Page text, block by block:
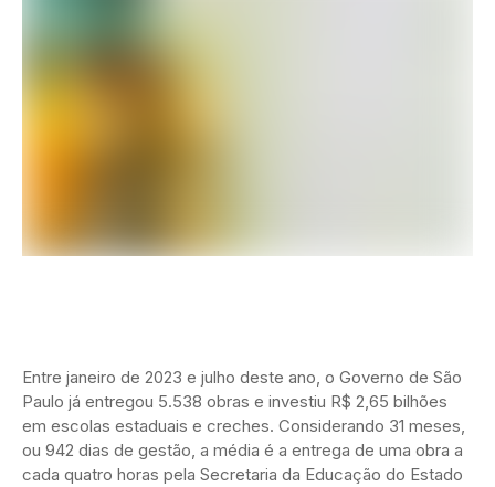
Entre janeiro de 2023 e julho deste ano, o Governo de São
Paulo já entregou 5.538 obras e investiu R$ 2,65 bilhões
em escolas estaduais e creches. Considerando 31 meses,
ou 942 dias de gestão, a média é a entrega de uma obra a
cada quatro horas pela Secretaria da Educação do Estado